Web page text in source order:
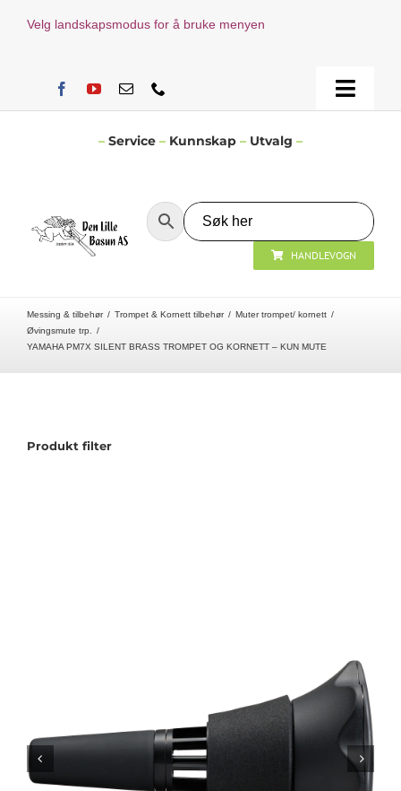
Velg landskapsmodus for å bruke menyen
Toggle
Åpningstider
Stativer og lys
– Service – Kunnskap – Utvalg –
HANDLEVOGN
Messing & tilbehør Trompet & Kornett tilbehør
Muter trompet/ kornett
Øvingsmute trp.
YAMAHA PM7X SILENT BRASS TROMPET OG KORNETT – KUN MUTE
Produkt filter